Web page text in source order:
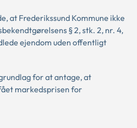
at Frederikssund Kommune ikke
§ 2, stk. 2, nr. 4,
ejendom uden offentligt
for at antage, at
markedsprisen for